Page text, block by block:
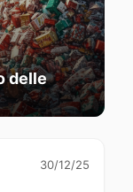
delle
30/12/25